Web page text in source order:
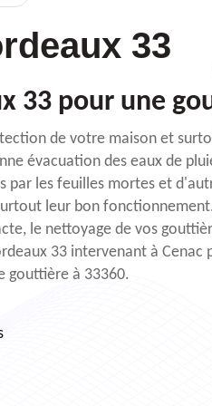
33
33 pour une
de votre maison et
évacuation des eaux de
par les feuilles mortes et
leur bon
le nettoyage de vos
33 intervenant à Cenac
gouttière à 33360.